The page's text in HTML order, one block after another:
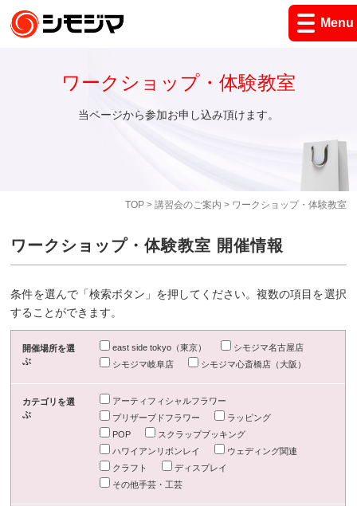
Menu
TOP> 講習会のご案内 > ワークショップ・体験教室
ワークショップ・体験教室
当ページから参加お申し込み頂けます。
ワークショップ・体験教室 開催情報
条件を選んで「検索ボタン」を押してください。複数の項目を選択
することができます。
開催場所を選
ぶ
east side tokyo（東京）
シモジマ名古屋店
シモジマ岐阜店
シモジマ心斎橋店（大阪）
カテゴリを選
ぶ
アーティフィシャルフラワー
プリザーブドフラワー
ラッピング
POP
スクラップブッキング
ハワイアンリボンレイ
ウェディング関連
クラフト
ディスプレイ
その他手芸・工芸